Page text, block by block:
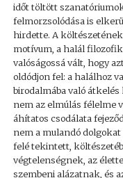
időt töltött
felmorzsolódása is
hirdette. A
motívum, a halál
valóságossá vált, hogy
oldódjon fel: a halálhoz
birodalmába való
nem az elmúlás félelme
áhítatos csodálata
nem a mulandó
felé tekintett,
végtelenségnek, az
szembeni alázatnak, és